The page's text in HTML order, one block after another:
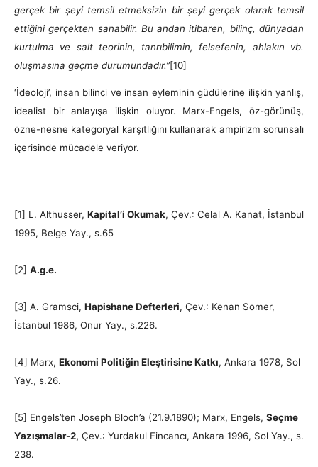
gerçek bir şeyi temsil etmeksizin bir şeyi gerçek olarak temsil
ettiğini gerçekten sanabilir. Bu andan itibaren, bilinç, dünyadan
kurtulma ve salt teorinin, tanrıbilimin, felsefenin, ahlakın vb.
oluşmasına geçme durumundadır.”[10]
‘İdeoloji’, insan bilinci ve insan eyleminin güdülerine ilişkin yanlış,
idealist bir anlayışa ilişkin oluyor. Marx-Engels, öz-görünüş,
özne-nesne kategoryal karşıtlığını kullanarak ampirizm sorunsalı
içerisinde mücadele veriyor.
[1] L. Althusser, Kapital’i Okumak, Çev.: Celal A. Kanat, İstanbul
1995, Belge Yay., s.65
[2] A.g.e.
[3] A. Gramsci, Hapishane Defterleri, Çev.: Kenan Somer,
İstanbul 1986, Onur Yay., s.226.
[4] Marx, Ekonomi Politiğin Eleştirisine Katkı, Ankara 1978, Sol
Yay., s.26.
[5] Engels’ten Joseph Bloch’a (21.9.1890); Marx, Engels, Seçme
Yazışmalar-2, Çev.: Yurdakul Fincancı, Ankara 1996, Sol Yay., s.
238.